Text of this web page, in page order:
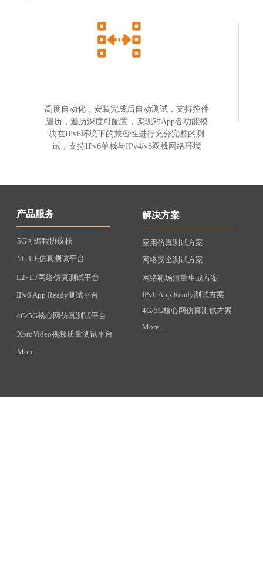
高度自动化，安装完成后自动测试，支持控件
遍历，遍历深度可配置，实现对App各功能模
块在IPv6环境下的兼容性进行充分完整的测
试，支持IPv6单栈与IPv4/v6双栈网络环境
4G/5G核心网仿真测试方案
应用仿真测试方案
网络安全测试方案
网络靶场流量生成方案
IPv6 App Ready测试方案
解决方案
More......
4G/5G核心网仿真测试平台
L2~L7网络仿真测试平台
IPv6 App Ready测试平台
More......
产品服务
5G UE仿真测试平台
XproVideo视频质量测试平台
5G可编程协议栈